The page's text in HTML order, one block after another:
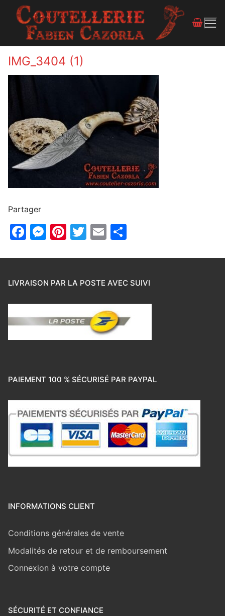
IMG_3404 (1)
Partager
Facebook
Messenger
Pinterest
Twitter
Email
LIVRAISON PAR LA POSTE AVEC SUIVI
PAIEMENT 100 % SÉCURISÉ PAR PAYPAL
INFORMATIONS CLIENT
Conditions générales de vente
Modalités de retour et de remboursement
Connexion à votre compte
SÉCURITÉ ET CONFIANCE